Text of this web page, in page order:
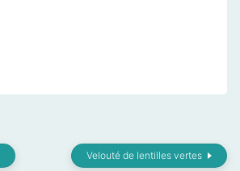
Velouté de lentilles vertes